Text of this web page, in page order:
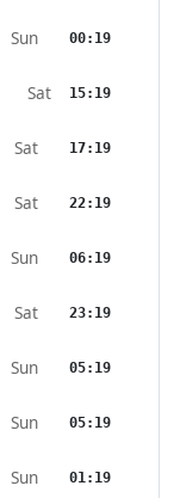
Sun 00:19
Sat 15:19
Sat 17:19
Sat 22:19
Sun 06:19
Sat 23:19
Sun 05:19
Sun 05:19
Sun 01:19